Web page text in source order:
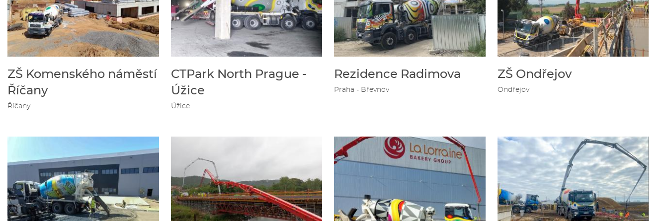
ZŠ Komenského náměstí
Říčany
Říčany
CTPark North Prague -
Úžice
Úžice
Rezidence Radimova
Praha - Břevnov
ZŠ Ondřejov
Ondřejov